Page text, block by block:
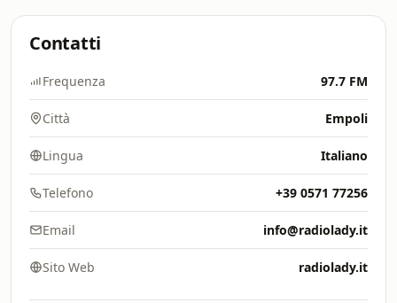
Contatti
Frequenza 97.7 FM
Città Empoli
Lingua Italiano
Telefono +39 0571 77256
Email info@radiolady.it
Sito Web radiolady.it